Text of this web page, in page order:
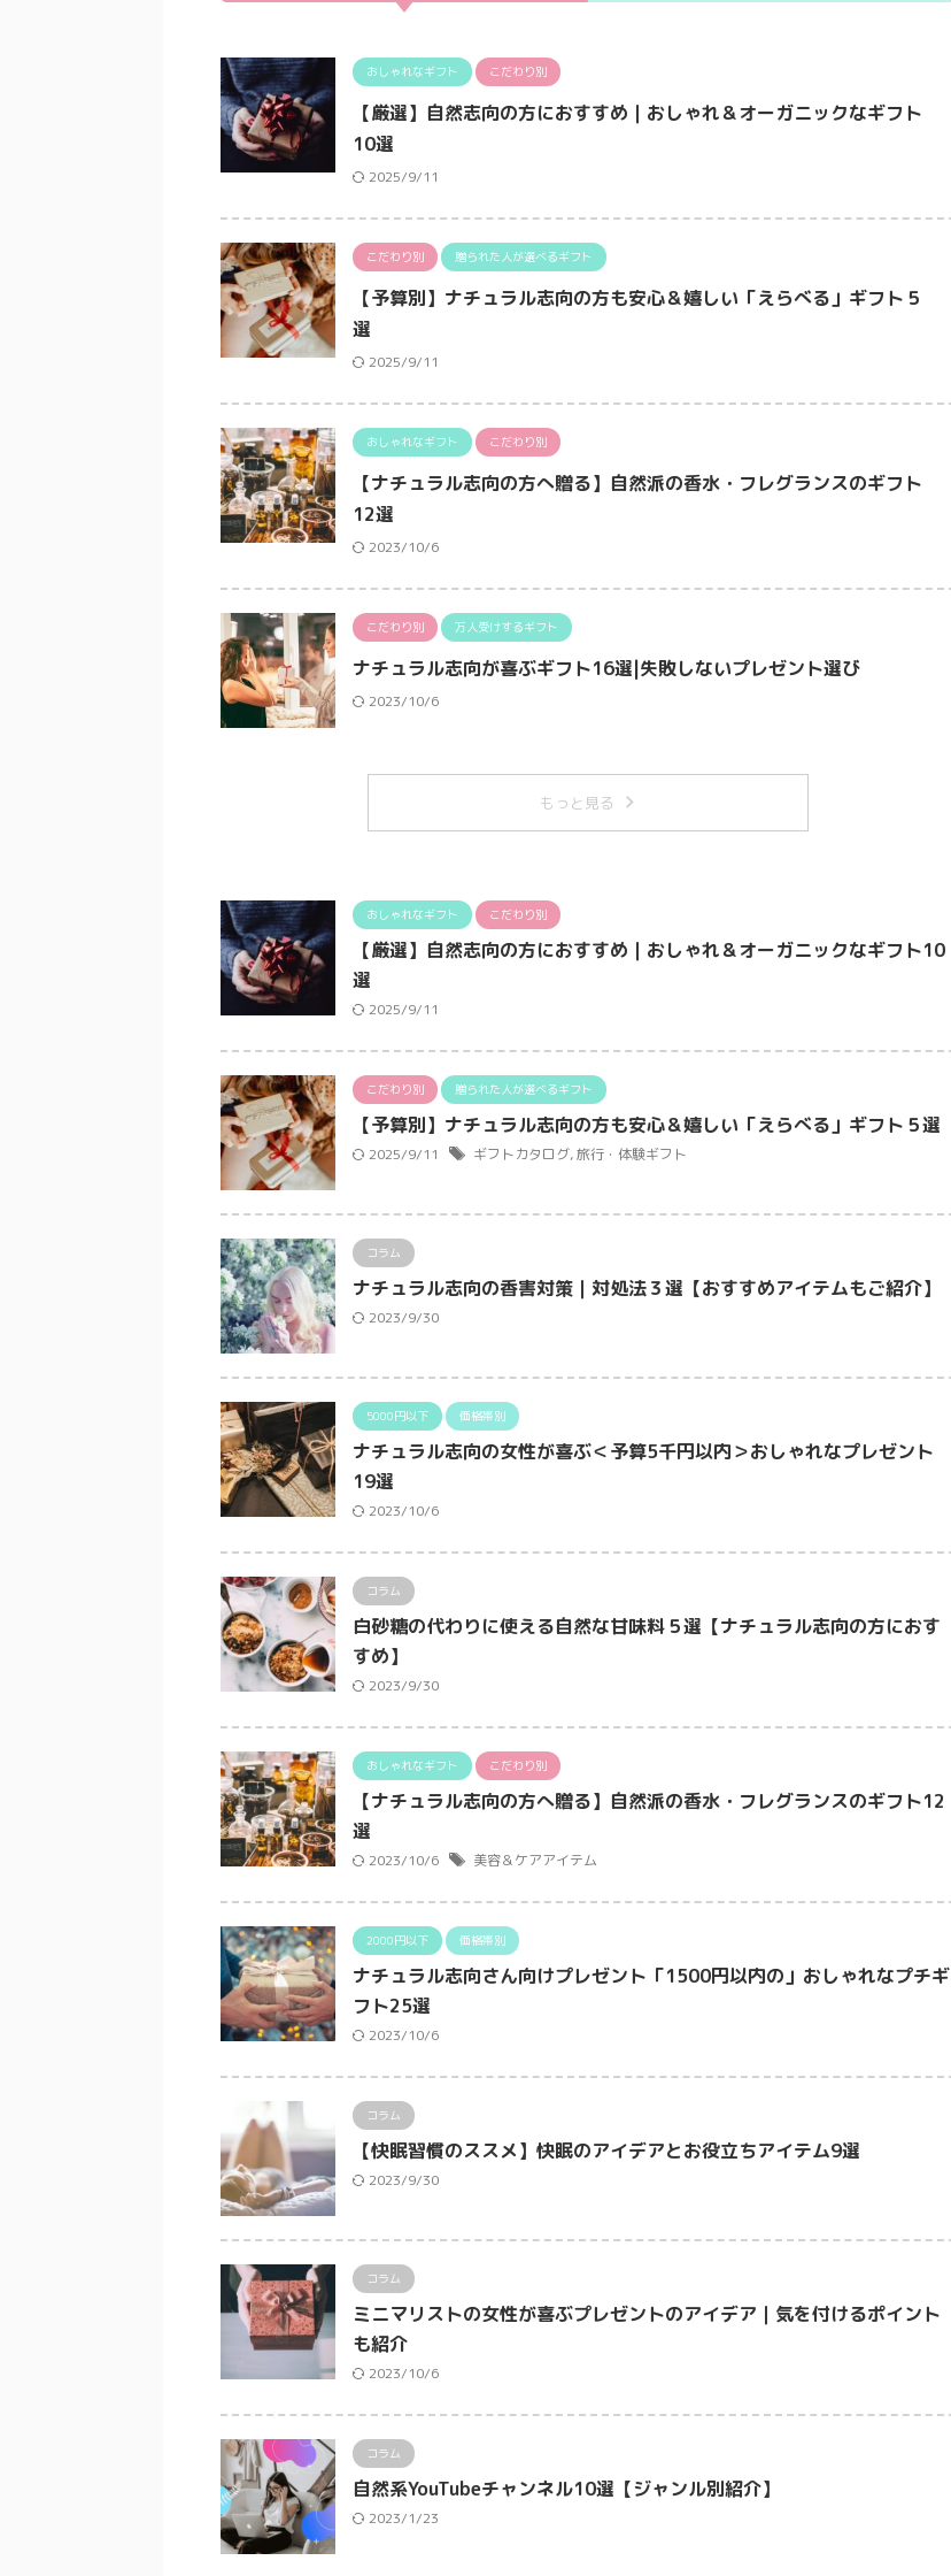
おしゃれなギフト こだわり別
【厳選】自然志向の方におすすめ｜おしゃれ＆オーガニックなギフト
10選
2025/9/11
こだわり別 贈られた人が選べるギフト
【予算別】ナチュラル志向の方も安心＆嬉しい「えらべる」ギフト５
選
2025/9/11
おしゃれなギフト こだわり別
【ナチュラル志向の方へ贈る】自然派の香水・フレグランスのギフト
12選
2023/10/6
こだわり別 万人受けするギフト
ナチュラル志向が喜ぶギフト16選|失敗しないプレゼント選び
2023/10/6
もっと見る
おしゃれなギフト こだわり別
【厳選】自然志向の方におすすめ｜おしゃれ＆オーガニックなギフト10
選
2025/9/11
こだわり別 贈られた人が選べるギフト
【予算別】ナチュラル志向の方も安心＆嬉しい「えらべる」ギフト５選
2025/9/11 ギフトカタログ,旅行・体験ギフト
コラム
ナチュラル志向の香害対策｜対処法３選【おすすめアイテムもご紹介】
2023/9/30
5000円以下 価格帯別
ナチュラル志向の女性が喜ぶ＜予算5千円以内＞おしゃれなプレゼント
19選
2023/10/6
コラム
白砂糖の代わりに使える自然な甘味料５選【ナチュラル志向の方におす
すめ】
2023/9/30
おしゃれなギフト こだわり別
【ナチュラル志向の方へ贈る】自然派の香水・フレグランスのギフト12
選
2023/10/6 美容＆ケアアイテム
2000円以下 価格帯別
ナチュラル志向さん向けプレゼント「1500円以内の」おしゃれなプチギ
フト25選
2023/10/6
コラム
【快眠習慣のススメ】快眠のアイデアとお役立ちアイテム9選
2023/9/30
コラム
ミニマリストの女性が喜ぶプレゼントのアイデア｜気を付けるポイント
も紹介
2023/10/6
コラム
自然系YouTubeチャンネル10選【ジャンル別紹介】
2023/1/23